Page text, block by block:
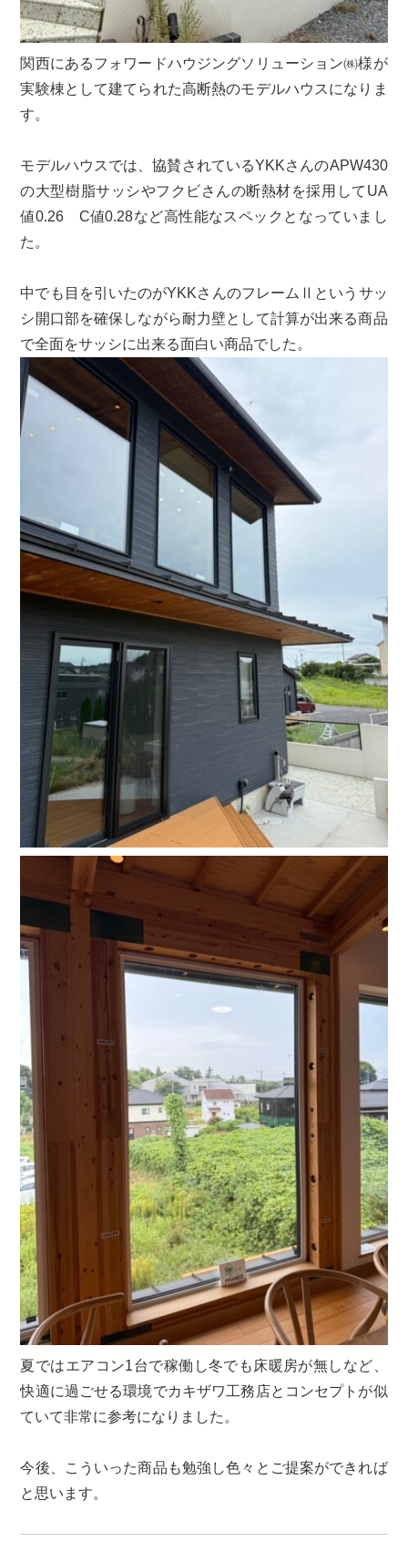
関西にあるフォワードハウジングソリューション㈱様が
実験棟として建てられた高断熱のモデルハウスになりま
す。
モデルハウスでは、協賛されているYKKさんのAPW430
の大型樹脂サッシやフクビさんの断熱材を採用してUA
値0.26 C値0.28など高性能なスペックとなっていまし
た。
中でも目を引いたのがYKKさんのフレームⅡというサッ
シ開口部を確保しながら耐力壁として計算が出来る商品
で全面をサッシに出来る面白い商品でした。
夏ではエアコン1台で稼働し冬でも床暖房が無しなど、
快適に過ごせる環境でカキザワ工務店とコンセプトが似
ていて非常に参考になりました。
今後、こういった商品も勉強し色々とご提案ができれば
と思います。